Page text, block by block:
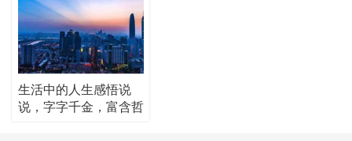
生活中的人生感悟说
说，字字千金，富含哲